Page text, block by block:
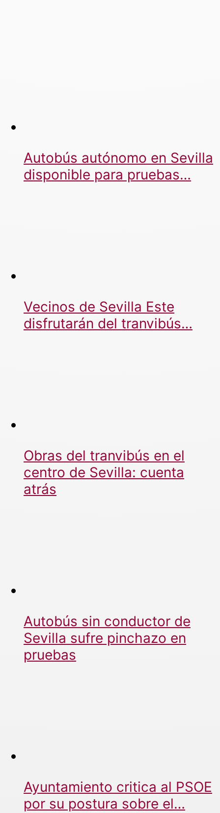
Autobús autónomo en Sevilla
disponible para pruebas…
Vecinos de Sevilla Este
disfrutarán del tranvibús…
Obras del tranvibús en el
centro de Sevilla: cuenta
atrás
Autobús sin conductor de
Sevilla sufre pinchazo en
pruebas
Ayuntamiento critica al PSOE
por su postura sobre el…